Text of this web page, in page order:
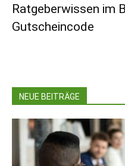
Ratgeberwissen im
Gutscheincode
NEUE BEITRÄGE